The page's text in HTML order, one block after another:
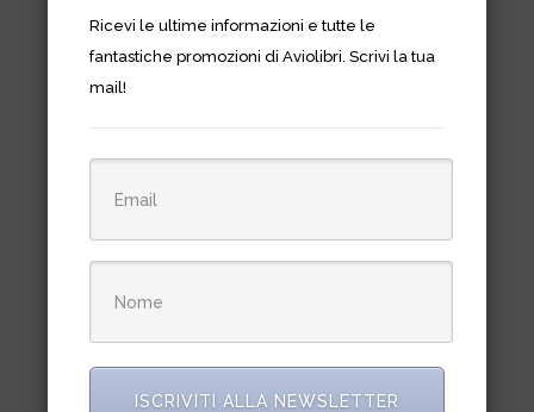
Hummer Humvee in Action
Ricevi le ultime informazioni e tutte le
fantastiche promozioni di Aviolibri. Scrivi la tua
mail!
ISCRIVITI ALLA NEWSLETTER